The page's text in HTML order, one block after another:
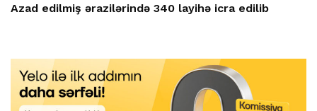
Azad edilmiş ərazilərində 340 layihə icra edilib